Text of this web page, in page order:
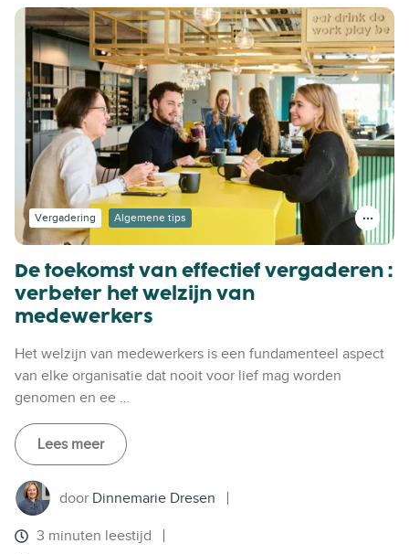
De toekomst van effectief vergaderen :
verbeter het welzijn van
medewerkers
Het welzijn van medewerkers is een fundamenteel aspect
van elke organisatie dat nooit voor lief mag worden
genomen en ee …
Lees meer
door Dinnemarie Dresen
3 minuten leestijd
Vergadering Algemene tips